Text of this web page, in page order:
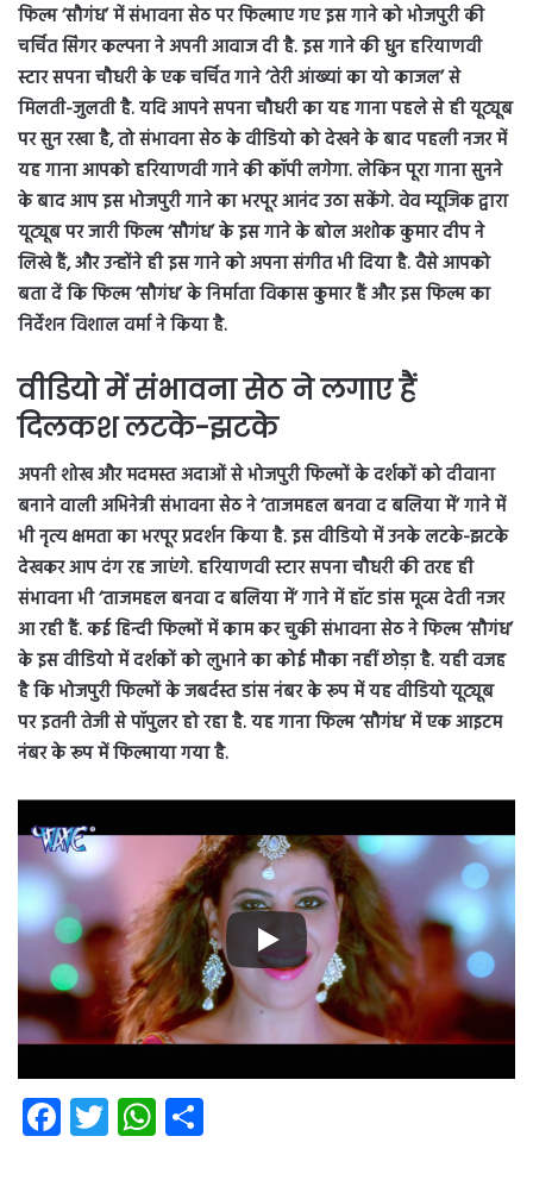
फिल्म ‘सौगंध’ में संभावना सेठ पर फिल्माए गए इस गाने को भोजपुरी की
चर्चित सिंगर कल्पना ने अपनी आवाज दी है. इस गाने की धुन हरियाणवी
स्टार सपना चौधरी के एक चर्चित गाने ‘तेरी आंख्यां का यो काजल’ से
मिलती-जुलती है. यदि आपने सपना चौधरी का यह गाना पहले से ही यूट्यूब
पर सुन रखा है, तो संभावना सेठ के वीडियो को देखने के बाद पहली नजर में
यह गाना आपको हरियाणवी गाने की कॉपी लगेगा. लेकिन पूरा गाना सुनने
के बाद आप इस भोजपुरी गाने का भरपूर आनंद उठा सकेंगे. वेव म्यूजिक द्वारा
यूट्यूब पर जारी फिल्म ‘सौगंध’ के इस गाने के बोल अशोक कुमार दीप ने
लिखे हैं, और उन्होंने ही इस गाने को अपना संगीत भी दिया है. वैसे आपको
बता दें कि फिल्म ‘सौगंध’ के निर्माता विकास कुमार हैं और इस फिल्म का
निर्देशन विशाल वर्मा ने किया है.
वीडियो में संभावना सेठ ने लगाए हैं
दिलकश लटके-झटके
अपनी शोख और मदमस्त अदाओं से भोजपुरी फिल्मों के दर्शकों को दीवाना
बनाने वाली अभिनेत्री संभावना सेठ ने ‘ताजमहल बनवा द बलिया में’ गाने में
भी नृत्य क्षमता का भरपूर प्रदर्शन किया है. इस वीडियो में उनके लटके-झटके
देखकर आप दंग रह जाएंगे. हरियाणवी स्टार सपना चौधरी की तरह ही
संभावना भी ‘ताजमहल बनवा द बलिया में’ गाने में हॉट डांस मूव्स देती नजर
आ रही हैं. कई हिन्दी फिल्मों में काम कर चुकी संभावना सेठ ने फिल्म ‘सौगंध’
के इस वीडियो में दर्शकों को लुभाने का कोई मौका नहीं छोड़ा है. यही वजह
है कि भोजपुरी फिल्मों के जबर्दस्त डांस नंबर के रूप में यह वीडियो यूट्यूब
पर इतनी तेजी से पॉपुलर हो रहा है. यह गाना फिल्म ‘सौगंध’ में एक आइटम
नंबर के रूप में फिल्माया गया है.
Fa
ce
T
wi
W
ha